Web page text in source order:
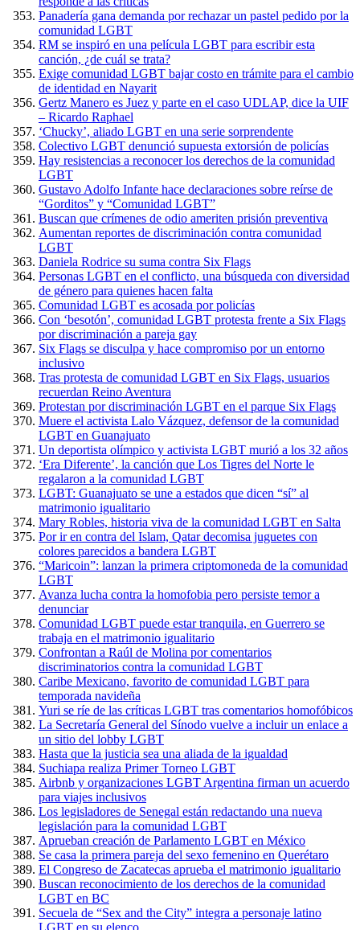
Panadería gana demanda por rechazar un pastel pedido por la
comunidad LGBT
RM se inspiró en una película LGBT para escribir esta
canción, ¿de cuál se trata?
Exige comunidad LGBT bajar costo en trámite para el cambio
de identidad en Nayarit
Gertz Manero es Juez y parte en el caso UDLAP, dice la UIF
– Ricardo Raphael
‘Chucky’, aliado LGBT en una serie sorprendente
Colectivo LGBT denunció supuesta extorsión de policías
Hay resistencias a reconocer los derechos de la comunidad
LGBT
Gustavo Adolfo Infante hace declaraciones sobre reírse de
“Gorditos” y “Comunidad LGBT”
Buscan que crímenes de odio ameriten prisión preventiva
Aumentan reportes de discriminación contra comunidad
LGBT
Daniela Rodrice su suma contra Six Flags
Personas LGBT en el conflicto, una búsqueda con diversidad
de género para quienes hacen falta
Comunidad LGBT es acosada por policías
Con ‘besotón’, comunidad LGBT protesta frente a Six Flags
por discriminación a pareja gay
Six Flags se disculpa y hace compromiso por un entorno
inclusivo
Tras protesta de comunidad LGBT en Six Flags, usuarios
recuerdan Reino Aventura
Protestan por discriminación LGBT en el parque Six Flags
Muere el activista Lalo Vázquez, defensor de la comunidad
LGBT en Guanajuato
Un deportista olímpico y activista LGBT murió a los 32 años
‘Era Diferente’, la canción que Los Tigres del Norte le
regalaron a la comunidad LGBT
LGBT: Guanajuato se une a estados que dicen “sí” al
matrimonio igualitario
Mary Robles, historia viva de la comunidad LGBT en Salta
Por ir en contra del Islam, Qatar decomisa juguetes con
colores parecidos a bandera LGBT
“Maricoin”: lanzan la primera criptomoneda de la comunidad
LGBT
Avanza lucha contra la homofobia pero persiste temor a
denunciar
Comunidad LGBT puede estar tranquila, en Guerrero se
trabaja en el matrimonio igualitario
Confrontan a Raúl de Molina por comentarios
discriminatorios contra la comunidad LGBT
Caribe Mexicano, favorito de comunidad LGBT para
temporada navideña
Yuri se ríe de las críticas LGBT tras comentarios homofóbicos
La Secretaría General del Sínodo vuelve a incluir un enlace a
un sitio del lobby LGBT
Hasta que la justicia sea una aliada de la igualdad
Suchiapa realiza Primer Torneo LGBT
Airbnb y organizaciones LGBT Argentina firman un acuerdo
para viajes inclusivos
Los legisladores de Senegal están redactando una nueva
legislación para la comunidad LGBT
Aprueban creación de Parlamento LGBT en México
Se casa la primera pareja del sexo femenino en Querétaro
El Congreso de Zacatecas aprueba el matrimonio igualitario
Buscan reconocimiento de los derechos de la comunidad
LGBT en BC
Secuela de “Sex and the City” integra a personaje latino
LGBT en su elenco